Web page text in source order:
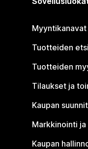
Myyntikanavat
Tuotteiden
Tuotteiden
Tilaukset ja
Kaupan
Markkinointi
Kaupan